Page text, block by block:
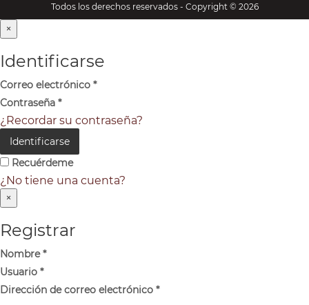
Todos los derechos reservados - Copyright © 2026
×
Identificarse
Correo electrónico *
Contraseña *
¿Recordar su contraseña?
Identificarse
Recuérdeme
¿No tiene una cuenta?
×
Registrar
Nombre*
Usuario *
Dirección de correo electrónico *